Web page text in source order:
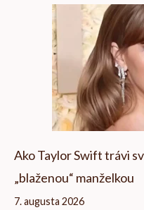
Ako Taylor Swift trávi
„blaženou“ manželkou
7. augusta 2026